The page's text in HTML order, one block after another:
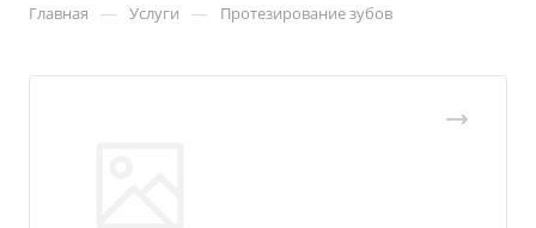
Главная — Услуги — Протезирование зубов